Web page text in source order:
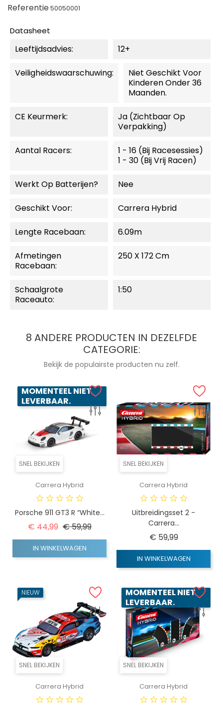
Referentie50050001
Datasheet
Leeftijdsadvies: 12+
Veiligheidswaarschuwing:
Niet Geschikt Voor
Kinderen Onder 36
Maanden.
CE Keurmerk:
Ja (zichtbaar Op
Verpakking)
Aantal Racers:
1 - 16 (bij Racesessies)
1 - 30 (bij Vrij Racen)
Werkt Op Batterijen? Nee
Geschikt Voor: Carrera Hybrid
Lengte Racebaan: 6.09m
Afmetingen
Racebaan:
250 X 172 Cm
Schaalgrote
Raceauto:
1:50
8 ANDERE PRODUCTEN IN DEZELFDE
CATEGORIE:
Bekijk de populairste producten nu zelf.
SNEL BEKIJKEN
MOMENTEEL NIET
LEVERBAAR.
Carrera Hybrid
Porsche 911 GT3 R “White...
€ 44,99 Normale prijs
€ 59,99Prijs
IN WINKELWAGEN
SNEL BEKIJKEN
Carrera Hybrid
Uitbreidingsset 2 -
Carrera...
€ 59,99Prijs
IN WINKELWAGEN
SNEL BEKIJKEN
NIEUW
Carrera Hybrid
SNEL BEKIJKEN
MOMENTEEL NIET
LEVERBAAR.
Carrera Hybrid